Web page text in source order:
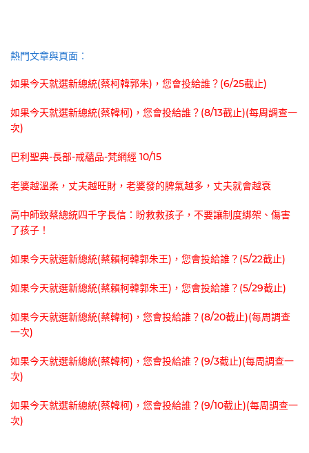
熱門文章與頁面︰
如果今天就選新總統(蔡柯韓郭朱)，您會投給誰？(6/25截止)
如果今天就選新總統(蔡韓柯)，您會投給誰？(8/13截止)(每周調查一
次)
巴利聖典-長部-戒蘊品-梵網經 10/15
老婆越溫柔，丈夫越旺財，老婆發的脾氣越多，丈夫就會越衰
高中師致蔡總統四千字長信：盼救救孩子，不要讓制度綁架、傷害
了孩子！
如果今天就選新總統(蔡賴柯韓郭朱王)，您會投給誰？(5/22截止)
如果今天就選新總統(蔡賴柯韓郭朱王)，您會投給誰？(5/29截止)
如果今天就選新總統(蔡韓柯)，您會投給誰？(8/20截止)(每周調查
一次)
如果今天就選新總統(蔡韓柯)，您會投給誰？(9/3截止)(每周調查一
次)
如果今天就選新總統(蔡韓柯)，您會投給誰？(9/10截止)(每周調查一
次)